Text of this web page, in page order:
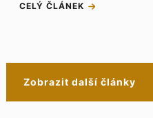
CELÝ ČLÁNEK
Zobrazit další články